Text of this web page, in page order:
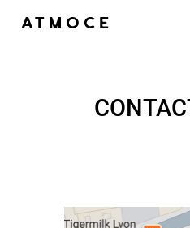
Produtos
Documentação